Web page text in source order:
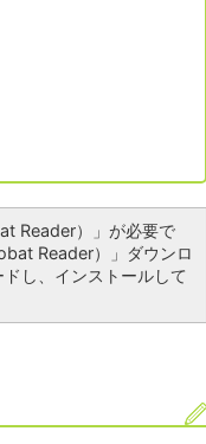
Reader）」が必要で
Reader）」ダウンロ
し、インストールして